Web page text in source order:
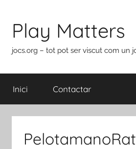
contingut
Play Matters
jocs.org – tot pot ser viscut com un
Inici Contactar